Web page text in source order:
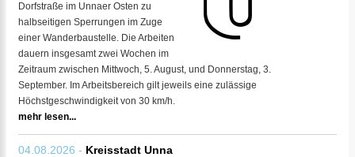
Dorfstraße im Unnaer Osten zu
halbseitigen Sperrungen im Zuge
einer Wanderbaustelle. Die Arbeiten
dauern insgesamt zwei Wochen im
Zeitraum zwischen Mittwoch, 5. August, und Donnerstag, 3.
September. Im Arbeitsbereich gilt jeweils eine zulässige
Höchstgeschwindigkeit von 30 km/h.
mehr lesen...
04.08.2026 - Kreisstadt Unna